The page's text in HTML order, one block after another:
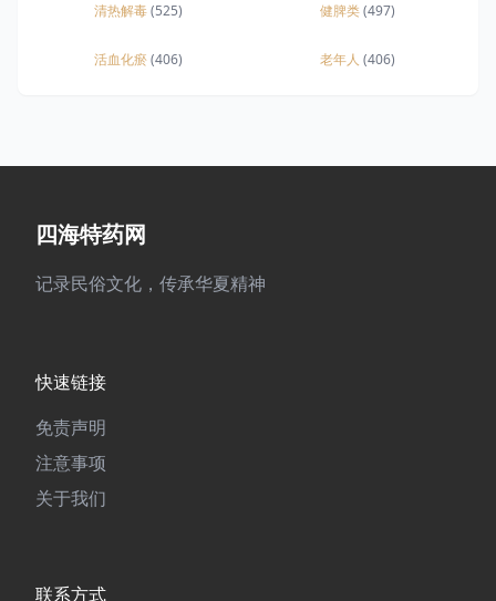
清热解毒(525) 健脾类(497)
活血化瘀(406) 老年人 (406)
四海特药网
记录民俗文化，传承华夏精神
快速链接
免责声明
注意事项
关于我们
联系方式